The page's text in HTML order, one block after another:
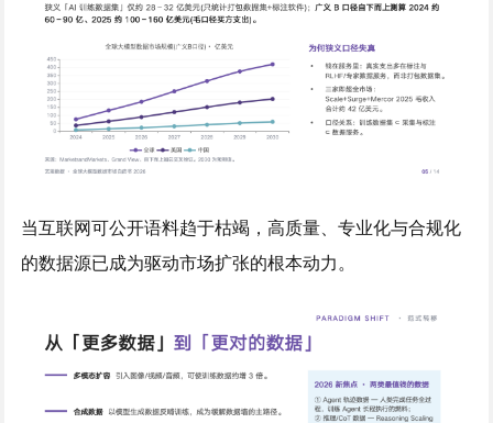
当互联网可公开语料趋于枯竭，高质量、专业化与合规化
的数据源已成为驱动市场扩张的根本动力。